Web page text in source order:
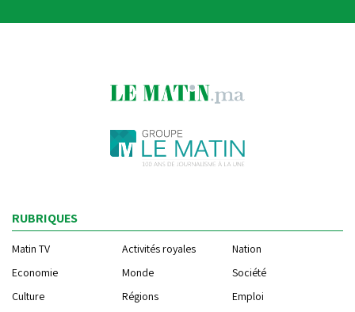
RUBRIQUES
Matin TV Activités royales
Nation
Economie
Monde
Société
Culture
Régions
Emploi